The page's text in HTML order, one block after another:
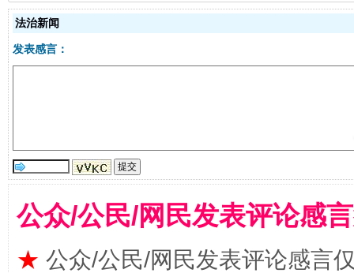
法治新闻
发表感言：
公众/公民/网民发表评论感
★ 公众/公民/网民发表评论感言